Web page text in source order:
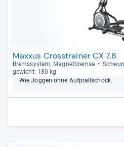
Maxxus Crosstrainer CX 7.8
Brems­sys­tem: Magnet­bremse
ge­wicht: 180 kg
Wie Jog­gen ohne Auf­prall­schock